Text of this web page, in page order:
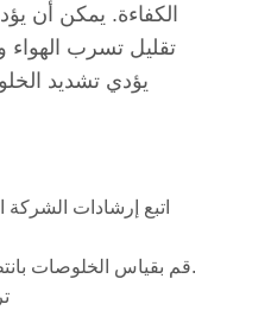
الكفاءة. يمكن أن
تقليل تسرب الهواء
يؤدي تشديد
اتبع إرشادات الشركة
قم بقياس الخلوصات بانتظام أثناء الصيانة لضمان الاتساق.